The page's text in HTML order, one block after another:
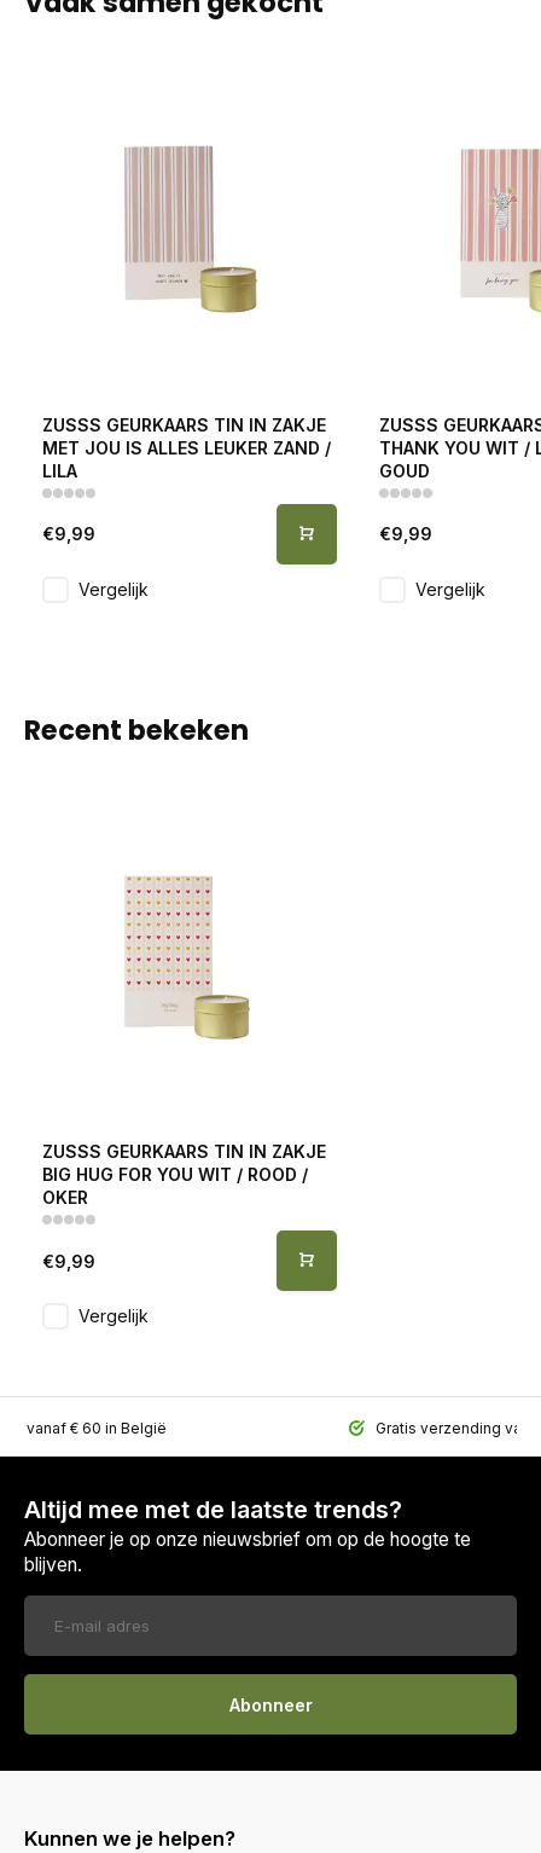
ZUSSS GEURKAARS TIN IN ZAKJE
MET JOU IS ALLES LEUKER ZAND /
LILA
€9,99
Vergelijk
ZUSSS
THANK YOU WIT /
GOUD
€9,99
Vergelijk
Recent bekeken
ZUSSS GEURKAARS TIN IN ZAKJE
BIG HUG FOR YOU WIT / ROOD /
OKER
€9,99
Vergelijk
vanaf € 60 in België Gratis verzending
Altijd mee met de laatste trends?
Abonneer je op onze nieuwsbrief om op de hoogte te
blijven.
Abonneer
Kunnen we je helpen?